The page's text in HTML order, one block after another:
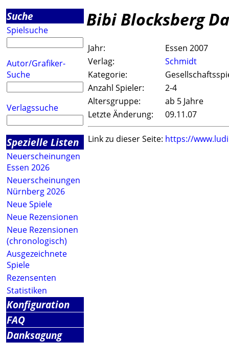
Suche
Spielsuche
Autor/Grafiker-
Suche
Verlagssuche
Spezielle Listen
Neuerscheinungen
Essen 2026
Neuerscheinungen
Nürnberg 2026
Neue Spiele
Neue Rezensionen
Neue Rezensionen
(chronologisch)
Ausgezeichnete
Spiele
Rezensenten
Statistiken
Konfiguration
FAQ
Danksagung
Bibi Blocksberg
Jahr:
Essen 2007
Verlag:
Schmidt
Kategorie:
Anzahl Spieler:
2-4
Altersgruppe:
ab 5 Jahre
Letzte Änderung:
09.11.07
Link zu dieser Seite: https://